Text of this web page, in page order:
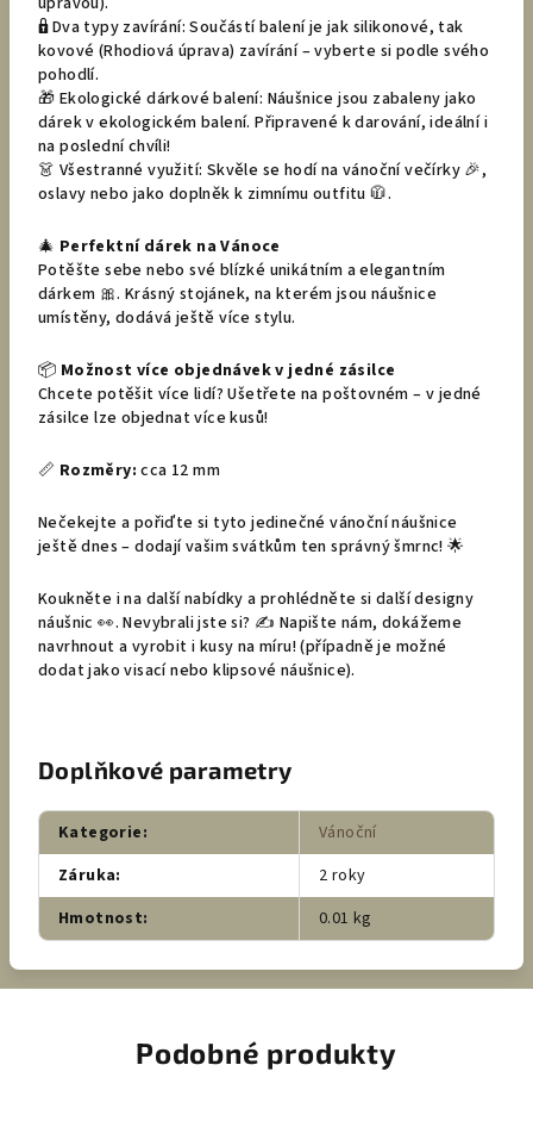
🔒 Dva typy zavírání: Součástí balení je jak silikonové, tak
kovové (Rhodiová úprava) zavírání – vyberte si podle svého
pohodlí.
🎁 Ekologické dárkové balení: Náušnice jsou zabaleny jako
dárek v ekologickém balení. Připravené k darování, ideální i
na poslední chvíli!
👗 Všestranné využití: Skvěle se hodí na vánoční večírky 🎉,
oslavy nebo jako doplněk k zimnímu outfitu 🧥.
🎄 Perfektní dárek na Vánoce
Potěšte sebe nebo své blízké unikátním a elegantním
dárkem 🎀. Krásný stojánek, na kterém jsou náušnice
umístěny, dodává ještě více stylu.
📦 Možnost více objednávek v jedné zásilce
Chcete potěšit více lidí? Ušetřete na poštovném – v jedné
zásilce lze objednat více kusů!
📏 Rozměry: cca 12 mm
Nečekejte a pořiďte si tyto jedinečné vánoční náušnice
ještě dnes – dodají vašim svátkům ten správný šmrnc! 🌟
Koukněte i na další nabídky a prohlédněte si další designy
náušnic 👀. Nevybrali jste si? ✍️ Napište nám, dokážeme
navrhnout a vyrobit i kusy na míru! (případně je možné
dodat jako visací nebo klipsové náušnice).
Doplňkové parametry
Kategorie:
Vánoční
Záruka:
2 roky
Hmotnost: 0.01 kg
Podobné produkty